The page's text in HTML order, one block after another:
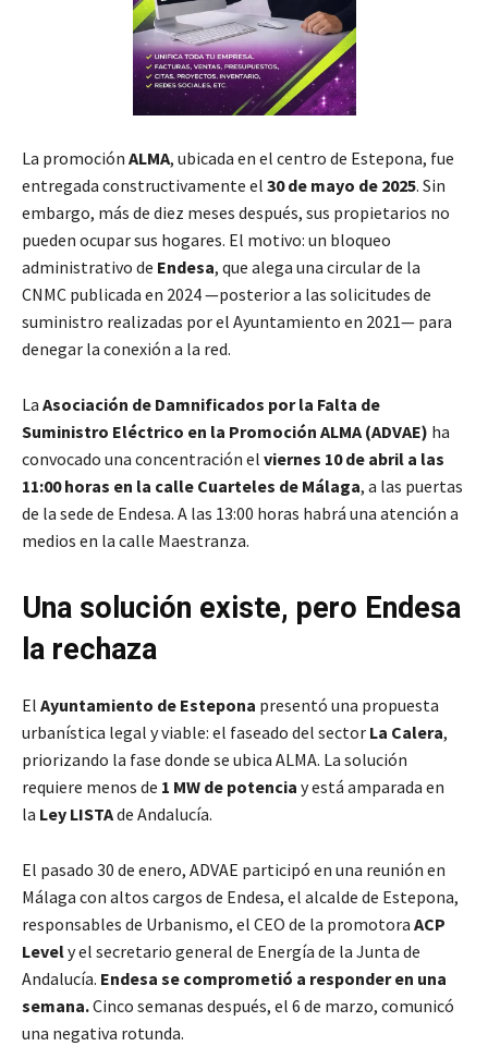
La promoción ALMA, ubicada en el centro de Estepona, fue
entregada constructivamente el 30 de mayo de 2025. Sin
embargo, más de diez meses después, sus propietarios no
pueden ocupar sus hogares. El motivo: un bloqueo
administrativo de Endesa, que alega una circular de la
CNMC publicada en 2024 —posterior a las solicitudes de
suministro realizadas por el Ayuntamiento en 2021— para
denegar la conexión a la red.
La Asociación de Damnificados por la Falta de
Suministro Eléctrico en la Promoción ALMA (ADVAE) ha
convocado una concentración el viernes 10 de abril a las
11:00 horas en la calle Cuarteles de Málaga, a las puertas
de la sede de Endesa. A las 13:00 horas habrá una atención a
medios en la calle Maestranza.
Una solución existe, pero Endesa
la rechaza
El Ayuntamiento de Estepona presentó una propuesta
urbanística legal y viable: el faseado del sector La Calera,
priorizando la fase donde se ubica ALMA. La solución
requiere menos de 1 MW de potencia y está amparada en
la Ley LISTAde Andalucía.
El pasado 30 de enero, ADVAE participó en una reunión en
Málaga con altos cargos de Endesa, el alcalde de Estepona,
responsables de Urbanismo, el CEO de la promotora ACP
Levely el secretario general de Energía de la Junta de
Andalucía. Endesa se comprometió a responder en una
semana.Cinco semanas después, el 6 de marzo, comunicó
una negativa rotunda.